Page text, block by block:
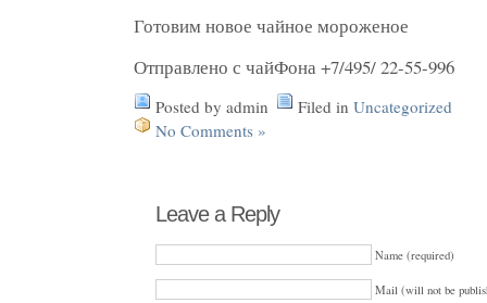
Готовим новое чайное мороженое
Отправлено с чайФона +7/495/ 22-55-996
Posted by admin Filed in Uncategorized
No Comments »
Leave a Reply
Name (required)
Mail (will not be